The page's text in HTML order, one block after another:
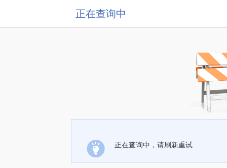
正在查询中
正在查询中，请刷新重试